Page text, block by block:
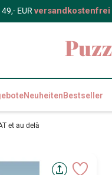
49,- EURversandkostenfrei
NeuheitenBestseller
et au delà